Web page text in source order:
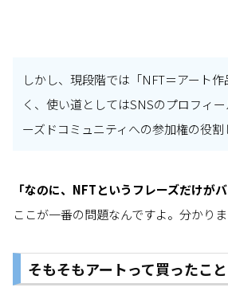
しかし、現段階では「NFT＝アート
く、使い道としてはSNSのプロフィ
ーズドコミュニティへの参加権の役割
「なのに、NFTというフレーズだけが
ここが一番の問題なんですよ。分かり
そもそもアートって買ったこ